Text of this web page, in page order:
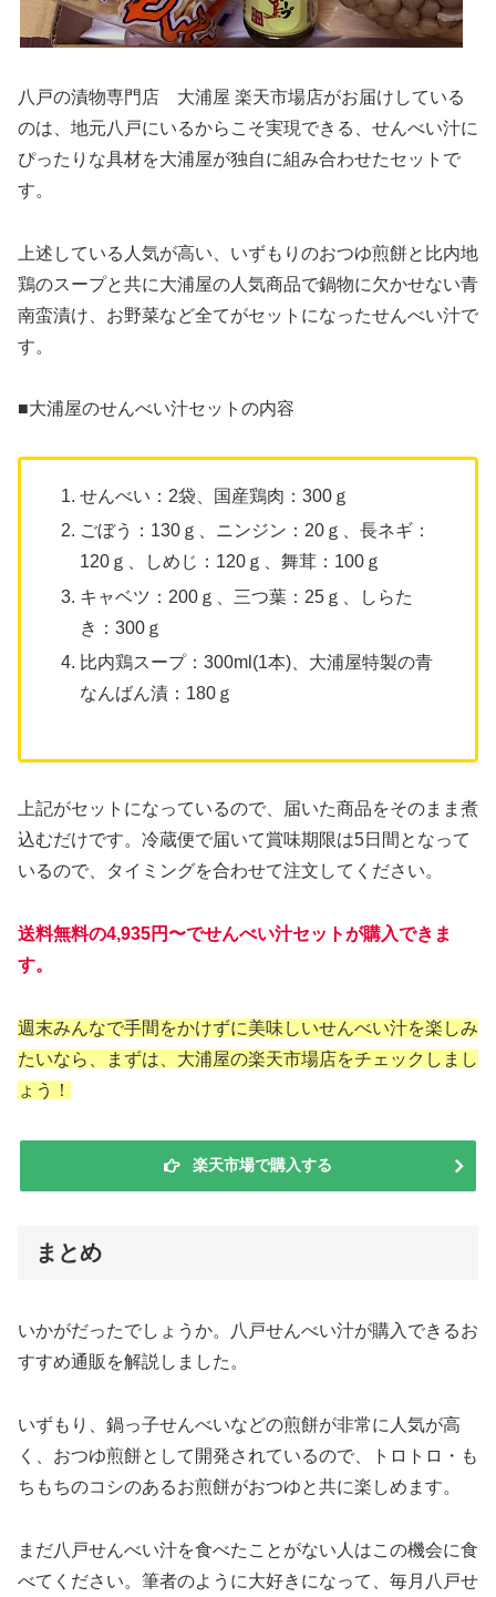
八戸の漬物専門店 大浦屋 楽天市場店がお届けしている
のは、地元八戸にいるからこそ実現できる、せんべい汁に
ぴったりな具材を大浦屋が独自に組み合わせたセットで
す。
上述している人気が高い、いずもりのおつゆ煎餅と比内地
鶏のスープと共に大浦屋の人気商品で鍋物に欠かせない青
南蛮漬け、お野菜など全てがセットになったせんべい汁で
す。
■大浦屋のせんべい汁セットの内容
せんべい：2袋、国産鶏肉：300ｇ
ごぼう：130ｇ、ニンジン：20ｇ、長ネギ：
120ｇ、しめじ：120ｇ、舞茸：100ｇ
キャベツ：200ｇ、三つ葉：25ｇ、しらた
き：300ｇ
比内鶏スープ：300ml(1本)、大浦屋特製の青
なんばん漬：180ｇ
上記がセットになっているので、届いた商品をそのまま煮
込むだけです。冷蔵便で届いて賞味期限は5日間となって
いるので、タイミングを合わせて注文してください。
送料無料の4,935円〜でせんべい汁セットが購入できま
す。
週末みんなで手間をかけずに美味しいせんべい汁を楽しみ
たいなら、まずは、大浦屋の楽天市場店をチェックしまし
ょう！
楽天市場で購入する
まとめ
いかがだったでしょうか。八戸せんべい汁が購入できるお
すすめ通販を解説しました。
いずもり、鍋っ子せんべいなどの煎餅が非常に人気が高
く、おつゆ煎餅として開発されているので、トロトロ・も
ちもちのコシのあるお煎餅がおつゆと共に楽しめます。
まだ八戸せんべい汁を食べたことがない人はこの機会に食
べてください。筆者のように大好きになって、毎月八戸せ